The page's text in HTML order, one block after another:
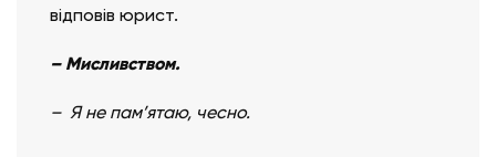
відповів юрист.
– Мисливством.
– Я не пам’ятаю, чесно.